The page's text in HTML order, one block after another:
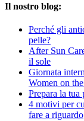
Il nostro blog:
Perché gli
pelle?
After Sun
il sole
Giornata
Women on
Prepara la tua
4 motivi per
fare a riguardo